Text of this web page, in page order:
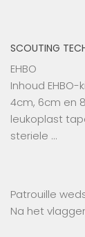
SCOUTING
EHBO
Inhoud
4cm, 6cm en
leukoplast
steriele …
Patrouille
Na het